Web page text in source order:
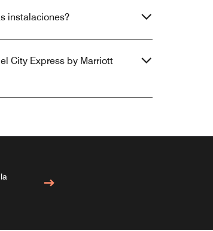
instalaciones?
City Express by Marriott